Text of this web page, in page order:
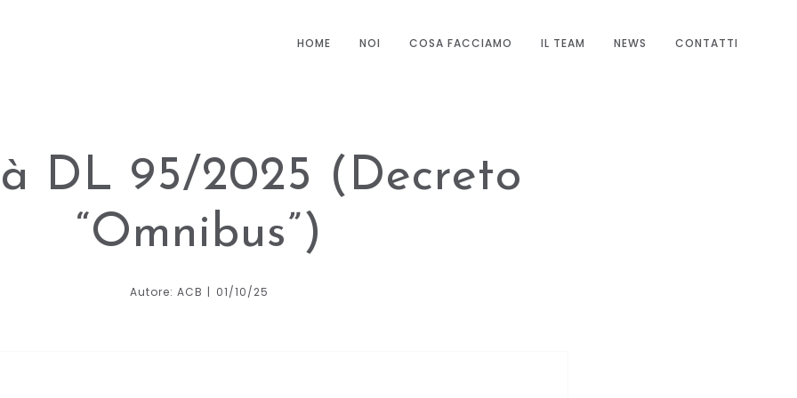
HOME NOI COSA FACCIAMO IL TEAM NEWS CONTATTI
DL 95/2025 (Decreto
“Omnibus”)
Autore: ACB 01/10/25